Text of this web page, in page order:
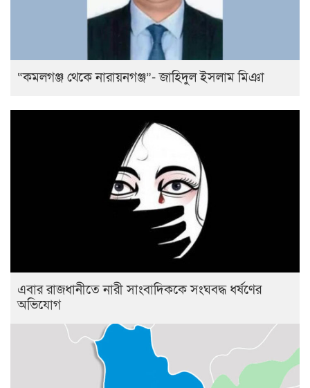
“কমলগঞ্জ থেকে নারায়নগঞ্জ”- জাহিদুল ইসলাম মিঞা
এবার রাজধানীতে নারী সাংবাদিককে সংঘবদ্ধ ধর্ষণের
অভিযোগ